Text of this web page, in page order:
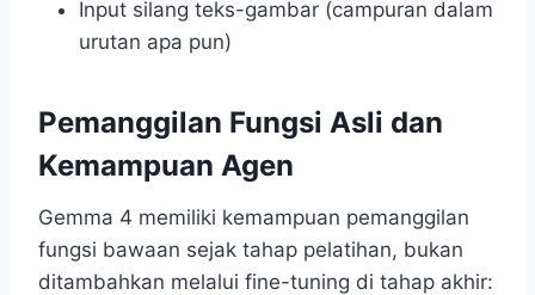
Input silang teks-gambar (campuran dalam
urutan apa pun)
Pemanggilan Fungsi Asli dan
Kemampuan Agen
Gemma 4 memiliki kemampuan pemanggilan
fungsi bawaan sejak tahap pelatihan, bukan
ditambahkan melalui fine-tuning di tahap akhir: